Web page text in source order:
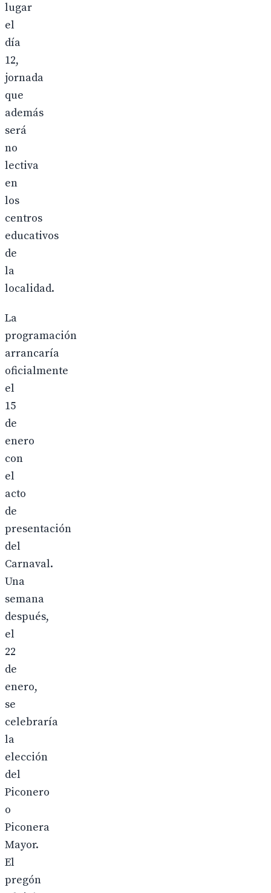
lugar
el
día
12,
jornada
que
además
será
no
lectiva
en
los
centros
educativos
de
la
localidad.
La
programación
arrancaría
oficialmente
el
15
de
enero
con
el
acto
de
presentación
del
Carnaval.
Una
semana
después,
el
22
de
enero,
se
celebraría
la
elección
del
Piconero
o
Piconera
Mayor.
El
pregón